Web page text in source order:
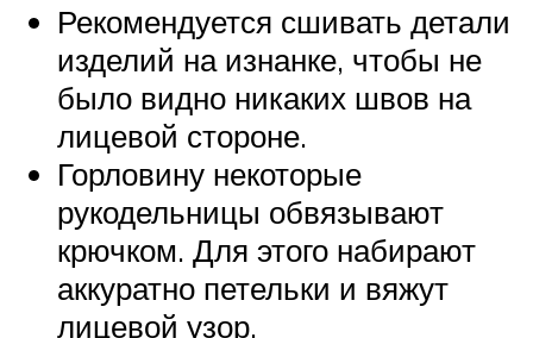
Рекомендуется сшивать детали
изделий на изнанке, чтобы не
было видно никаких швов на
лицевой стороне.
Горловину некоторые
рукодельницы обвязывают
крючком. Для этого набирают
аккуратно петельки и вяжут
лицевой узор.